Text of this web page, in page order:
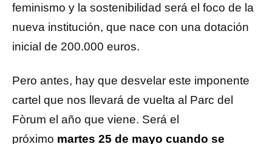
feminismo y la sostenibilidad será el foco de la
nueva institución, que nace con una dotación
inicial de 200.000 euros.
Pero antes, hay que desvelar este imponente
cartel que nos llevará de vuelta al Parc del
Fòrum el año que viene. Será el
próximo martes 25 de mayo cuando se